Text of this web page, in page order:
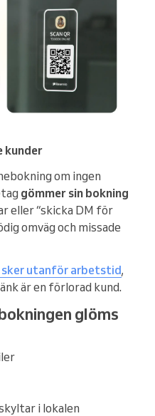
kunder
om ingen
gömmer sin bokning
eller “skicka DM för
omväg och missade
sker utanför arbetstid,
är en förlorad kund.
glöms
i lokalen